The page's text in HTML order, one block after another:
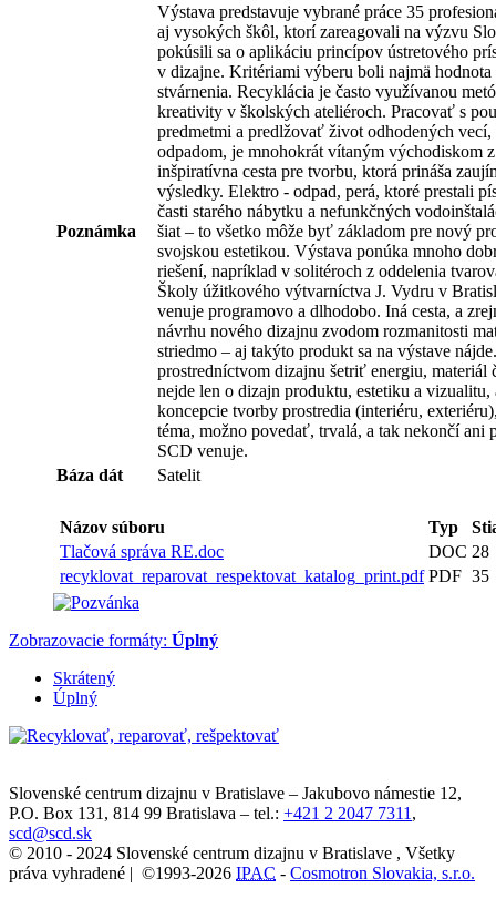
Poznámka
Výstava predstavuje vybrané práce 35
aj vysokých škôl, ktorí zareagovali na výzvu
pokúsili sa o aplikáciu princípov ústretového
v dizajne. Kritériami výberu boli najmä
stvárnenia. Recyklácia je často využívanou
kreativity v školských ateliéroch. Pracovať s
predmetmi a predlžovať život odhodených vecí,
odpadom, je mnohokrát vítaným východiskom
inšpiratívna cesta pre tvorbu, ktorá prináša
výsledky. Elektro - odpad, perá, ktoré prestali
časti starého nábytku a nefunkčných
šiat – to všetko môže byť základom pre nový
svojskou estetikou. Výstava ponúka mnoho
riešení, napríklad v solitéroch z oddelenia
Školy úžitkového výtvarníctva J. Vydru v
venuje programovo a dlhodobo. Iná cesta, a
návrhu nového dizajnu zvodom rozmanitosti
striedmo – aj takýto produkt sa na výstave
prostredníctvom dizajnu šetriť energiu,
nejde len o dizajn produktu, estetiku a
koncepcie tvorby prostredia (interiéru,
téma, možno povedať, trvalá, a tak nekončí ani
SCD venuje.
Báza dát
Satelit
Názov súboru Typ
Tlačová správa RE.doc
DOC 28
recyklovat_reparovat_respektovat_katalog_print.pdf PDF 35
Zobrazovacie formáty: Úplný
Skrátený
Úplný
Slovenské centrum dizajnu v Bratislave – Jakubovo námestie 12,
P.O. Box 131, 814 99 Bratislava – tel.: +421 2 2047 7311 ,
scd@scd.sk
© 2010 - 2024 Slovenské centrum dizajnu v Bratislave , Všetky
práva vyhradené | ©1993-2026 IPAC - Cosmotron Slovakia, s.r.o.